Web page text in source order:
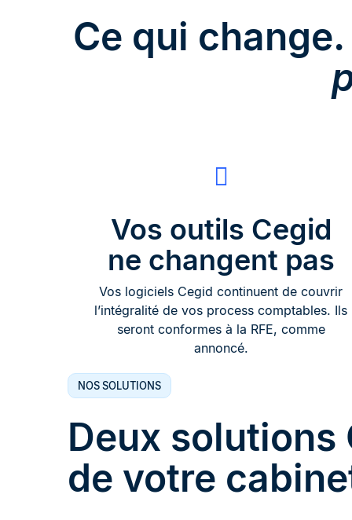
Ce qui change.
Vos outils Cegid
ne changent pas
Vos logiciels Cegid continuent de couvrir
l’intégralité de vos process comptables. Ils
seront conformes à la RFE, comme
annoncé.
NOS SOLUTIONS
Deux solutions
de votre